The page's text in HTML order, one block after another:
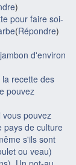
)
pour faire soi-
(Répondre)
d'environ
recette des
pouvez
vous pouvez
pays de culture
s'ils sont
ou veau)